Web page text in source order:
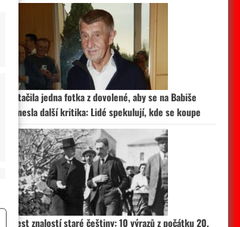
Stačila jedna fotka z dovolené, aby se na Babiše
snesla další kritika: Lidé spekulují, kde se koupe
Test znalostí staré češtiny: 10 výrazů z počátku 20.